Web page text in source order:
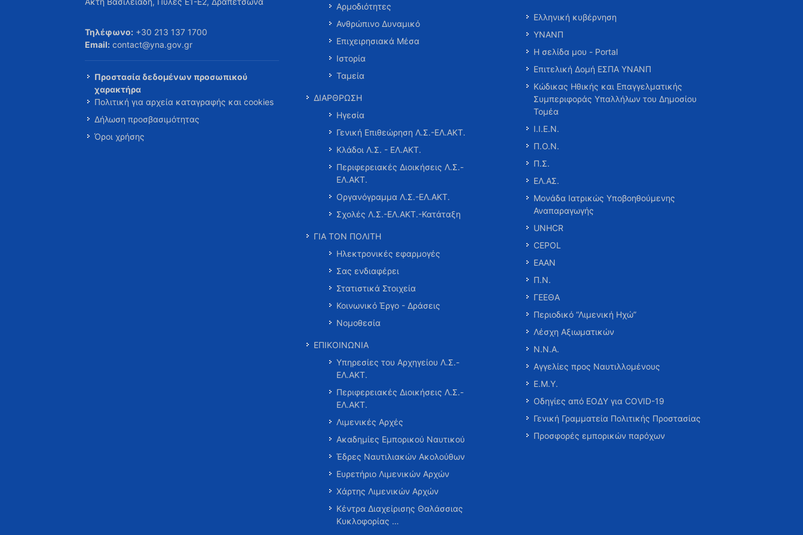
Τηλέφωνο: +30 213 137 1700
Email: contact@yna.gov.gr
Προστασία δεδομένων προσωπικού
χαρακτήρα
Πολιτική για αρχεία καταγραφής και cookies
Δήλωση προσβασιμότητας
Όροι χρήσης
Αρμοδιότητες
Ανθρώπινο Δυναμικό
Επιχειρησιακά Μέσα
Ιστορία
Ταμεία
ΔΙΑΡΘΡΩΣΗ
Ηγεσία
Γενική Επιθεώρηση Λ.Σ.-ΕΛ.ΑΚΤ.
Κλάδοι Λ.Σ. - ΕΛ.ΑΚΤ.
Περιφερειακές Διοικήσεις Λ.Σ.-
ΕΛ.ΑΚΤ.
Οργανόγραμμα Λ.Σ.-ΕΛ.ΑΚΤ.
Σχολές Λ.Σ.-ΕΛ.ΑΚΤ.-Κατάταξη
ΓΙΑ ΤΟΝ ΠΟΛΙΤΗ
Ηλεκτρονικές εφαρμογές
Σας ενδιαφέρει
Στατιστικά Στοιχεία
Κοινωνικό Έργο - Δράσεις
Νομοθεσία
ΕΠΙΚΟΙΝΩΝΙΑ
Υπηρεσίες του Αρχηγείου Λ.Σ.-
ΕΛ.ΑΚΤ.
Περιφερειακές Διοικήσεις Λ.Σ.-
ΕΛ.ΑΚΤ.
Λιμενικές Αρχές
Ακαδημίες Εμπορικού Ναυτικού
Έδρες Ναυτιλιακών Ακολούθων
Ευρετήριο Λιμενικών Αρχών
Χάρτης Λιμενικών Αρχών
Κέντρα Διαχείρισης Θαλάσσιας
Κυκλοφορίας …
Ελληνική κυβέρνηση
ΥΝΑΝΠ
Η σελίδα μου - Portal
Επιτελική Δομή ΕΣΠΑ ΥΝΑΝΠ
Κώδικας Ηθικής και Επαγγελματικής
Συμπεριφοράς Υπαλλήλων του Δημοσίου
Τομέα
Ι.Ι.Ε.Ν.
Π.Ο.Ν.
Π.Σ.
ΕΛ.ΑΣ.
Μονάδα Ιατρικώς Υποβοηθούμενης
Αναπαραγωγής
UNHCR
CEPOL
ΕΑΑΝ
Π.Ν.
ΓΕΕΘΑ
Περιοδικό “Λιμενική Ηχώ”
Λέσχη Αξιωματικών
Ν.Ν.Α.
Αγγελίες προς Ναυτιλλομένους
Ε.Μ.Υ.
Οδηγίες από ΕΟΔΥ για COVID-19
Γενική Γραμματεία Πολιτικής Προστασίας
Προσφορές εμπορικών παρόχων